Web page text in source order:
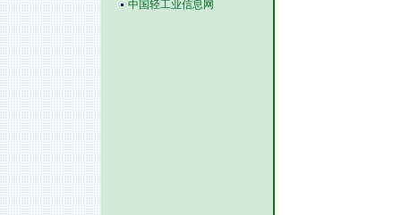
中国轻工业信息网